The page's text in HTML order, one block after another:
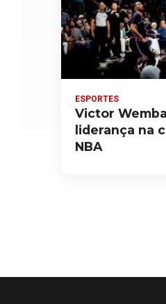
ESPORTES
Victor
liderança na
NBA